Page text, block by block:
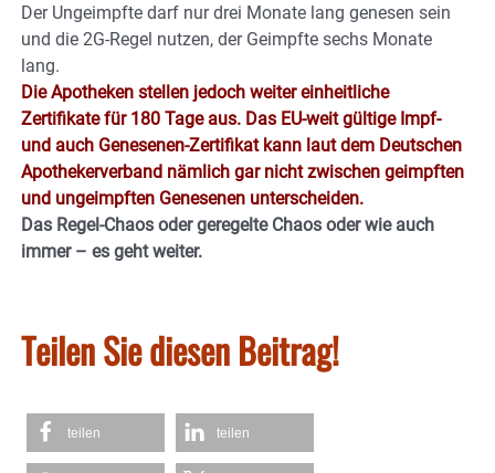
Der Ungeimpfte darf nur drei Monate lang genesen sein
und die 2G-Regel nutzen, der Geimpfte sechs Monate
lang.
Die Apotheken stellen jedoch weiter einheitliche
Zertifikate für 180 Tage aus. Das EU-weit gültige Impf-
und auch Genesenen-Zertifikat kann laut dem Deutschen
Apothekerverband nämlich gar nicht zwischen geimpften
und ungeimpften Genesenen unterscheiden.
Das Regel-Chaos oder geregelte Chaos oder wie auch
immer – es geht weiter.
Teilen Sie diesen Beitrag!
teilen teilen